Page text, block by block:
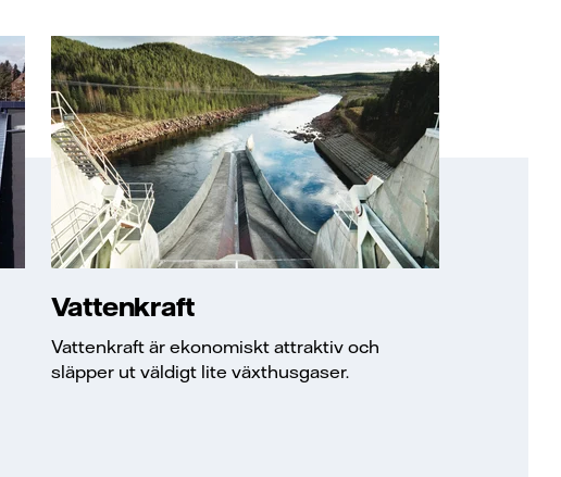
Vattenkraft
Vattenkraft är ekonomiskt attraktiv och
släpper ut väldigt lite växthusgaser.